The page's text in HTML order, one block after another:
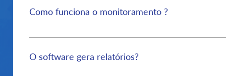
Como funciona o monitoramento ?
Para desenvolver o monitoramento basta acoplar
O software gera relatórios?